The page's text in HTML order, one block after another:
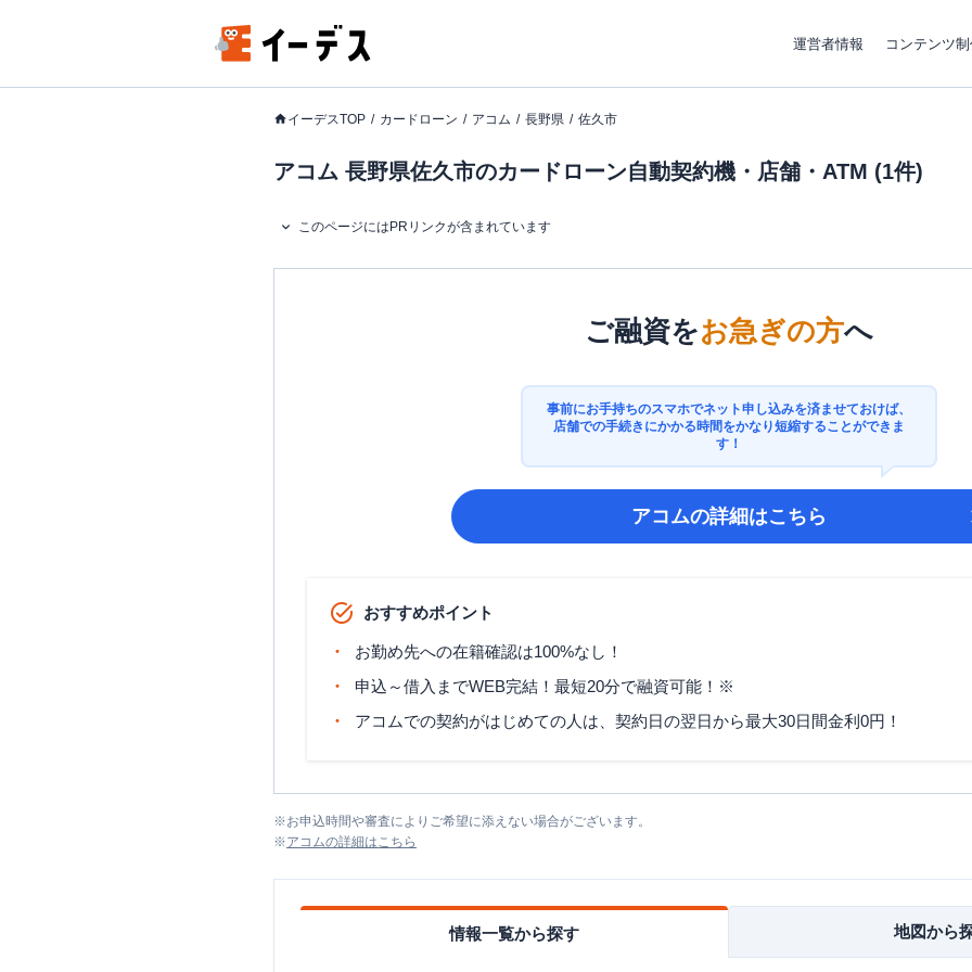
運営者情報 コンテンツ
イーデスTOP カードローン アコム 長野県 佐久市
アコム 長野県佐久市のカードローン自動契約機・店舗・ATM (1件)
このページにはPRリンクが含まれています
ご融資をお急ぎの方へ
事前にお手持ちのスマホでネット申し込みを済ませておけば、
店舗での手続きにかかる時間をかなり短縮することができま
す！
アコムの詳細はこちら
おすすめポイント
お勤め先への在籍確認は100%なし！
申込～借入までWEB完結！最短20分で融資可能！※
アコムでの契約がはじめての人は、契約日の翌日から最大30日間金利0円！
※お申込時間や審査によりご希望に添えない場合がございます。
※アコムの詳細はこちら
情報一覧から探す 地図から